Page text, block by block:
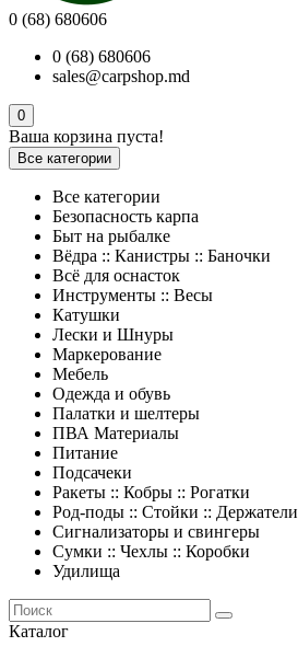
0 (68) 680606
0 (68) 680606
sales@carpshop.md
0
Ваша корзина пуста!
Все категории
Все категории
Безопасность карпа
Быт на рыбалке
Вёдра :: Канистры :: Баночки
Всё для оснасток
Инструменты :: Весы
Катушки
Лески и Шнуры
Маркерование
Мебель
Одежда и обувь
Палатки и шелтеры
ПВА Материалы
Питание
Подсачеки
Ракеты :: Кобры :: Рогатки
Род-поды :: Стойки :: Держатели
Сигнализаторы и свингеры
Сумки :: Чехлы :: Коробки
Удилища
Каталог